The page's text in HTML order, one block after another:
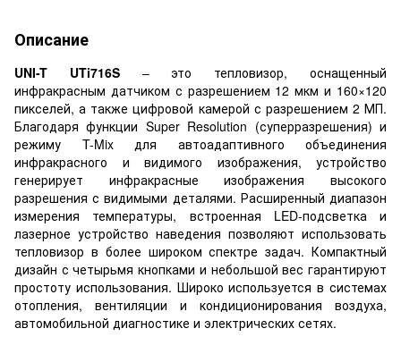
Описание
UNI-T UTi716S– это тепловизор, оснащенный
инфракрасным датчиком с разрешением 12 мкм и 160×120
пикселей, а также цифровой камерой с разрешением 2 МП.
Благодаря функции Super Resolution (суперразрешения) и
режиму T-Mix для автоадаптивного объединения
инфракрасного и видимого изображения, устройство
генерирует инфракрасные изображения высокого
разрешения с видимыми деталями. Расширенный диапазон
измерения температуры, встроенная LED-подсветка и
лазерное устройство наведения позволяют использовать
тепловизор в более широком спектре задач. Компактный
дизайн с четырьмя кнопками и небольшой вес гарантируют
простоту использования. Широко используется в системах
отопления, вентиляции и кондиционирования воздуха,
автомобильной диагностике и электрических сетях.